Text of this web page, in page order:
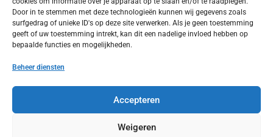
Door in te stemmen met deze technologieën kunnen wij gegevens zoals
surfgedrag of unieke ID's op deze site verwerken. Als je geen toestemming
geeft of uw toestemming intrekt, kan dit een nadelige invloed hebben op
bepaalde functies en mogelijkheden.
Beheer diensten
Accepteren
Weigeren
vrijgegeven. Er zijn geen…
© 2025 Dulcet.nl